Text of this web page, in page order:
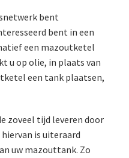
bent
bent in een
een mazoutketel
u op olie, in plaats van
een tank plaatsen,
zoveel tijd leveren door
is uiteraard
uw mazouttank. Zo